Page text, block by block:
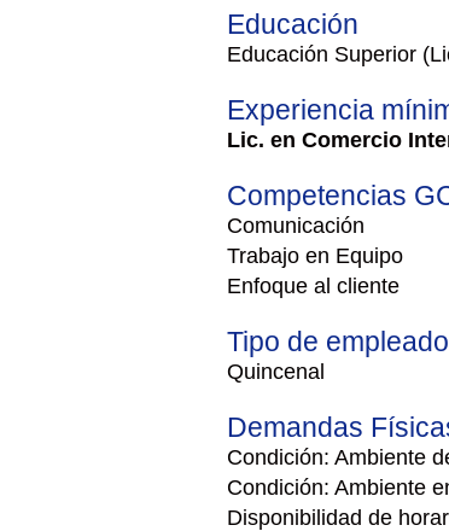
Educación
Educación Superior
Experiencia
Lic. en Comercio
Competencias
Comunicación
Trabajo en Equipo
Enfoque al cliente
Tipo de empleado
Quincenal
Demandas
Condición: Ambiente
Condición: Ambiente
Disponibilidad de